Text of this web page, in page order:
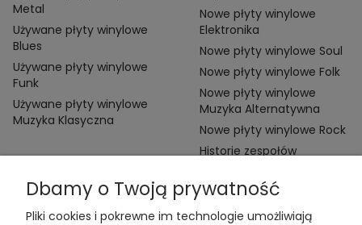
Metal
Używane płyty winylowe
Blues
Używane płyty winylowe
Funk
Używane płyty winylowe
Muzyka Klasyczna
Nowe płyty winylowe
Elektronika
Nowe płyty winylowe Soul
Nowe płyty winylowe Folk
Nowe płyty winylowe
Muzyka Alternatywna
Nowe płyty winylowe Rock
Historie zespołów
Dbamy o Twoją prywatność
Pliki cookies i pokrewne im technologie umożliwiają